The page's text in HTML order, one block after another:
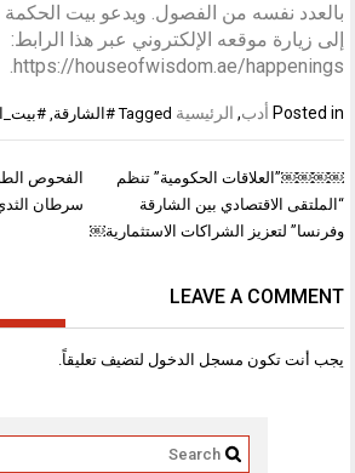
بالعدد نفسه من الفصول. ويدعو بيت الحكمة
إلى زيارة موقعه الإلكتروني عبر هذا الرابط:
https://houseofwisdom.ae/happenings.
Posted in أدب, الرئيسية Tagged #الشارقة,
تصفّح
المقالات
الفحوص
سرطان
￼￼￼￼”العلاقات الحكومية” تنظم
“الملتقى الاقتصادي بين الشارقة
وفرنسا” لتعزيز الشراكات الاستثمارية￼
LEAVE A COMMENT
يجب أنت تكون مسجل الدخول لتضيف تعليقاً.